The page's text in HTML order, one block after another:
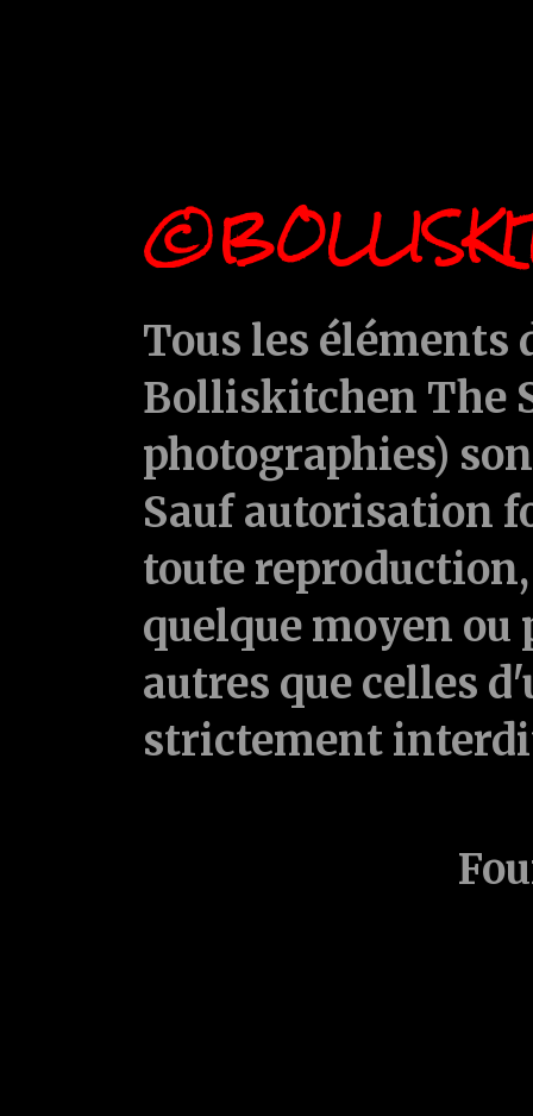
Tous les
Bolliskitchen The
photographies)
Sauf autorisation
toute
quelque moyen ou
autres que celles
strictement